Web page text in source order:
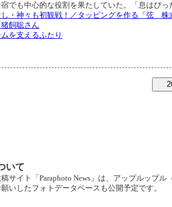
でも中心的な役割を果たしていた。「息はぴ
・神々も初観戦！／タッピングを作る「弦 株
飼聡さん
を支えるふたり
いて
サイト「Paraphoto News」は、アップルップル
いしたフォトデータベースも公開予定です。